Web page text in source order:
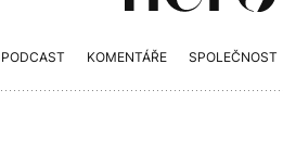
PODCAST KOMENTÁŘE SPOLEČNOST